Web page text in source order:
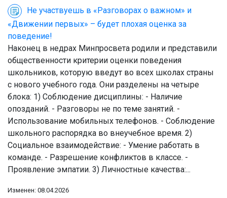
Не участвуешь в «Разговорах о важном» и
«Движении первых» – будет плохая оценка за
поведение!
Наконец в недрах Минпросвета родили и представили
общественности критерии оценки поведения
школьников, которую введут во всех школах страны
с нового учебного года. Они разделены на четыре
блока: 1) Соблюдение дисциплины: - Наличие
опозданий. - Разговоры не по теме занятий. -
Использование мобильных телефонов. - Соблюдение
школьного распорядка во внеучебное время. 2)
Социальное взаимодействие: - Умение работать в
команде. - Разрешение конфликтов в классе. -
Проявление эмпатии. 3) Личностные качества:...
Изменен: 08.04.2026